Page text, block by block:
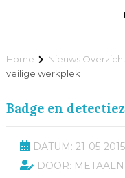
Home Nieuws Overzicht
veilige werkplek
Badge en
DATUM: 21-05-2015
DOOR: